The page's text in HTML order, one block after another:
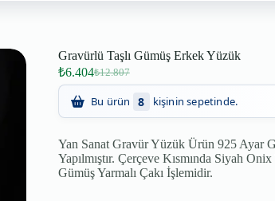
Gravürlü Taşlı Gümüş Erkek Yüzük
₺12.807
₺6.404
Son 24 saatte 53 kişi inceledi!
Yan Sanat Gravür Yüzük Ürün 925 Ayar
Yapılmıştır. Çerçeve Kısmında Siyah
Gümüş Yarmalı Çakı İşlemidir.